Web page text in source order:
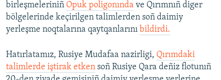
birleşmeleriniñ Opuk poligonında ve Qırımnıñ diger
bölgelerinde keçirilgen talimlerden soñ daimiy
yerleşme noqtalarına qaytqanlarını bildirdi.
Hatırlatamız, Rusiye Mudafaa nazirligi, Qırımdaki
talimlerde iştirak etken soñ Rusiye Qara deñiz flotunıñ